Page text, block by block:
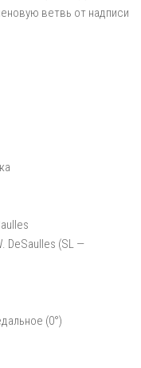
ветвь от надписи
DeSaulles (SL —
(0°)